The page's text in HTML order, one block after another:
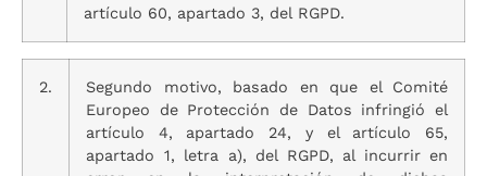
artículo 60, apartado 3, del RGPD.
2.
Segundo motivo, basado en que el Comité
Europeo de Protección de Datos infringió el
artículo 4, apartado 24, y el artículo 65,
apartado 1, letra a), del RGPD, al incurrir en